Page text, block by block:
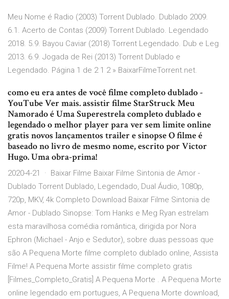
Meu Nome é Radio (2003) Torrent Dublado. Dublado 2009.
6.1. Acerto de Contas (2009) Torrent Dublado. Legendado
2018. 5.9. Bayou Caviar (2018) Torrent Legendado. Dub e Leg
2013. 6.9. Jogada de Rei (2013) Torrent Dublado e
Legendado. Página 1 de 2 1 2 » BaixarFilmeTorrent.net.
como eu era antes de você filme completo dublado -
YouTube Ver mais. assistir filme StarStruck Meu
Namorado é Uma Superestrela completo dublado e
legendado o melhor player para ver sem limite online
gratis novos lançamentos trailer e sinopse O filme é
baseado no livro de mesmo nome, escrito por Victor
Hugo. Uma obra-prima!
2020-4-21 · Baixar Filme Baixar Filme Sintonia de Amor -
Dublado Torrent Dublado, Legendado, Dual Áudio, 1080p,
720p, MKV, 4k Completo Download Baixar Filme Sintonia de
Amor - Dublado Sinopse: Tom Hanks e Meg Ryan estrelam
esta maravilhosa comédia romântica, dirigida por Nora
Ephron (Michael - Anjo e Sedutor), sobre duas pessoas que
são A Pequena Morte filme completo dublado online, Assista
Filme! A Pequena Morte assistir filme completo gratis
[Filmes_Completo_Gratis] A Pequena Morte . A Pequena Morte
online legendado em portugues, A Pequena Morte download,